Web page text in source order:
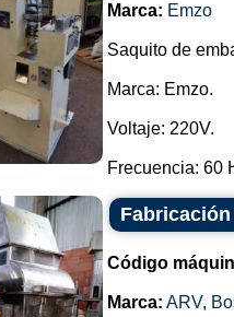
Marca: Emzo
Saquito de
Marca: Emzo.
Voltaje: 220V.
Frecuencia: 60
Código
Marca: ARV,